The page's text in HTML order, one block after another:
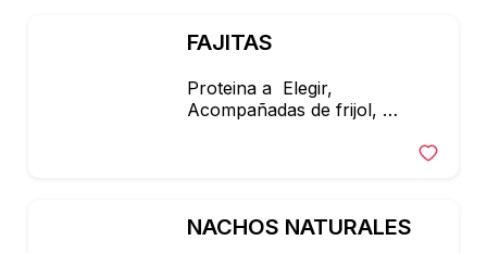
FAJITAS
Proteina a  Elegir,
Acompañadas de frijol,
NACHOS NATURALES